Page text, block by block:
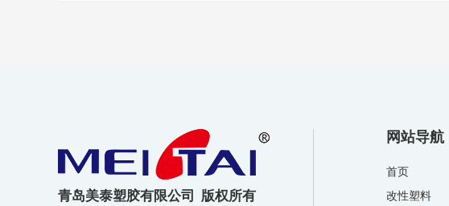
青岛美泰塑胶有限公司 版权所有
网站导航
首页
改性塑料